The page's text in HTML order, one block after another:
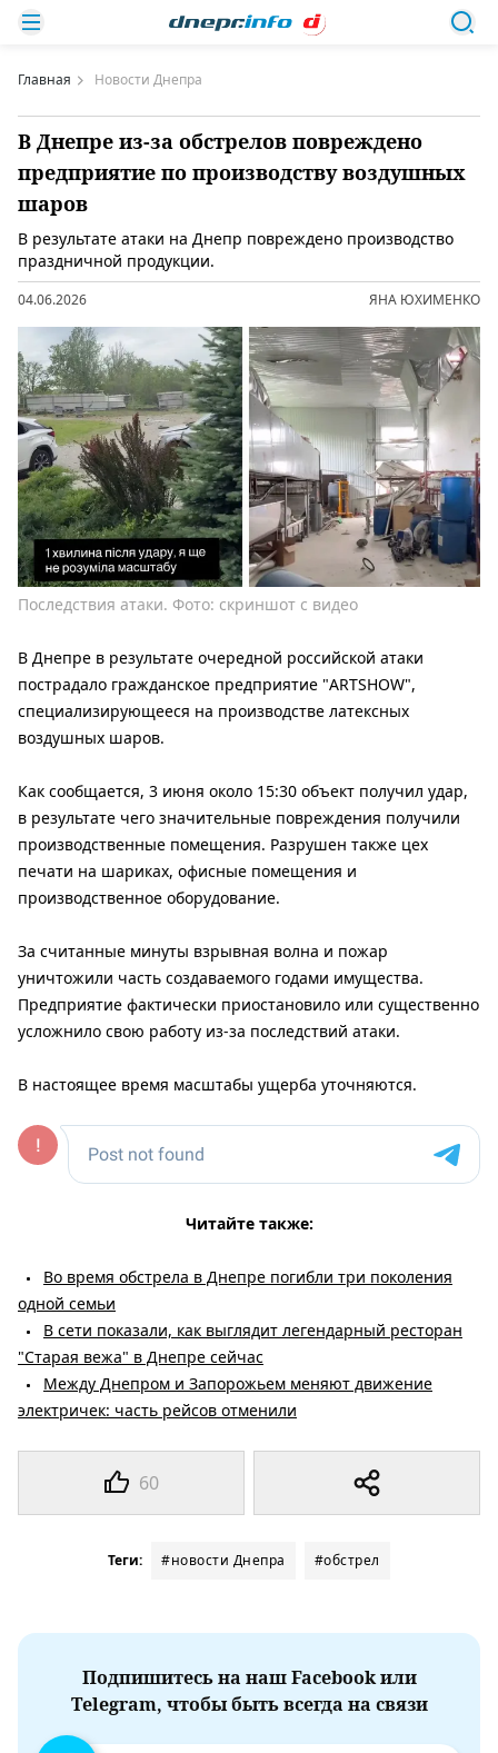
Главная Новости Днепра
В Днепре из-за обстрелов повреждено
предприятие по производству воздушных
шаров
В результате атаки на Днепр повреждено производство
праздничной продукции.
04.06.2026 ЯНА ЮХИМЕНКО
60
Последствия атаки. Фото: скриншот с видео
В Днепре в результате очередной российской атаки
пострадало гражданское предприятие "ARTSHOW",
специализирующееся на производстве латексных
воздушных шаров.
Как сообщается, 3 июня около 15:30 объект получил удар,
в результате чего значительные повреждения получили
производственные помещения. Разрушен также цех
печати на шариках, офисные помещения и
производственное оборудование.
За считанные минуты взрывная волна и пожар
уничтожили часть создаваемого годами имущества.
Предприятие фактически приостановило или существенно
усложнило свою работу из-за последствий атаки.
В настоящее время масштабы ущерба уточняются.
Читайте также:
Во время обстрела в Днепре погибли три поколения
одной семьи
В сети показали, как выглядит легендарный ресторан
"Старая вежа" в Днепре сейчас
Между Днепром и Запорожьем меняют движение
электричек: часть рейсов отменили
Теги: #новости Днепра #обстрел
Подпишитесь на наш Facebook или
Telegram, чтобы быть всегда на связи